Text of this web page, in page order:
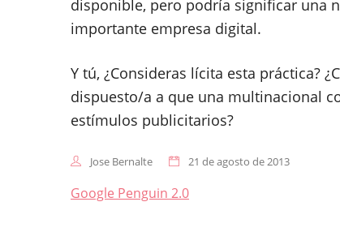
disponible, pero podría significar una
importante empresa digital.
Y tú, ¿Consideras lícita esta práctica?
dispuesto/a a que una multinacional
estímulos publicitarios?
Jose Bernalte 21 de agosto de 2013
Navegación
Google Penguin 2.0